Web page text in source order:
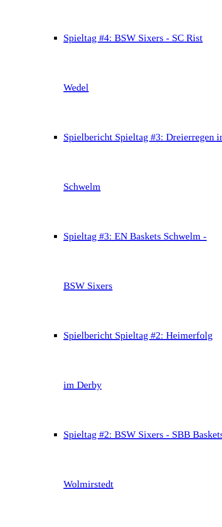
Spieltag #4: BSW Sixers - SC Rist
Wedel
Spielbericht Spieltag #3: Dreierregen
Schwelm
Spieltag #3: EN Baskets Schwelm -
BSW Sixers
Spielbericht Spieltag #2: Heimerfolg
im Derby
Spieltag #2: BSW Sixers - SBB
Wolmirstedt